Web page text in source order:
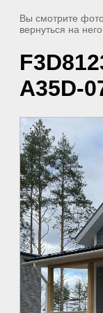
Вы смотрите
вернуться на
A35D-